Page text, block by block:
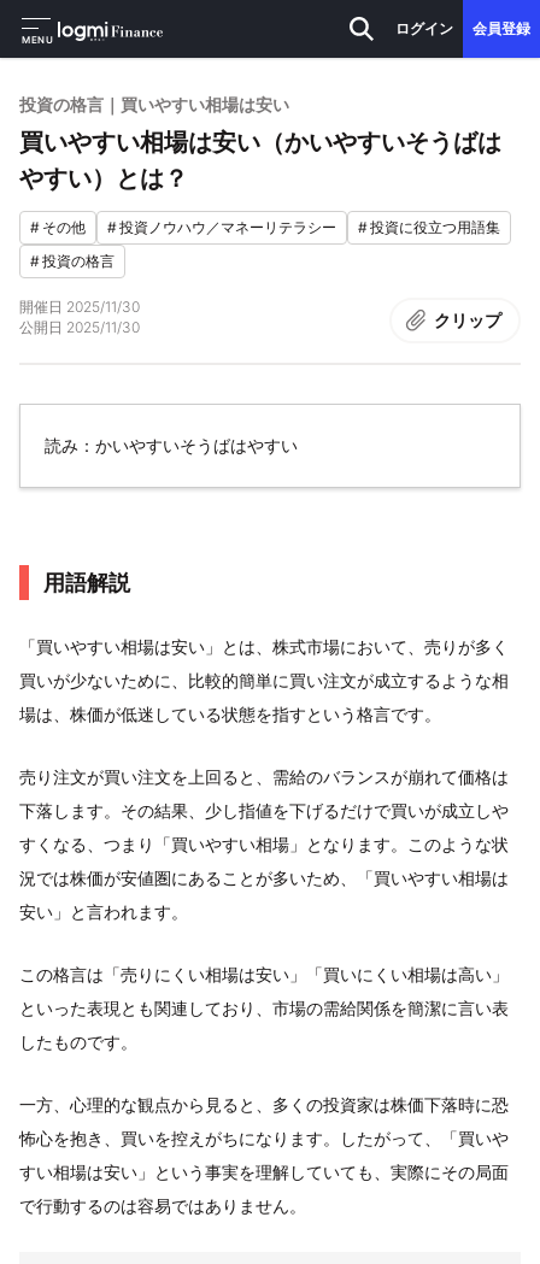
MENU
ログイン 会員登録
投資の格言｜買いやすい相場は安い
買いやすい相場は安い（かいやすいそうばは
やすい）とは？
# その他 #投資ノウハウ／マネーリテラシー #投資に役立つ用語集
#投資の格言
開催日 2025/11/30
公開日 2025/11/30 クリップ
読み：かいやすいそうばはやすい
用語解説
「買いやすい相場は安い」とは、株式市場において、売りが多く
買いが少ないために、比較的簡単に買い注文が成立するような相
場は、株価が低迷している状態を指すという格言です。
売り注文が買い注文を上回ると、需給のバランスが崩れて価格は
下落します。その結果、少し指値を下げるだけで買いが成立しや
すくなる、つまり「買いやすい相場」となります。このような状
況では株価が安値圏にあることが多いため、「買いやすい相場は
安い」と言われます。
この格言は「売りにくい相場は安い」「買いにくい相場は高い」
といった表現とも関連しており、市場の需給関係を簡潔に言い表
したものです。
一方、心理的な観点から見ると、多くの投資家は株価下落時に恐
怖心を抱き、買いを控えがちになります。したがって、「買いや
すい相場は安い」という事実を理解していても、実際にその局面
で行動するのは容易ではありません。